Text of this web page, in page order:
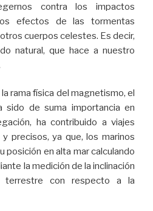
contra los impactos
efectos de las tormentas
cuerpos celestes. Es decir,
natural, que hace a nuestro
rama física del magnetismo, el
sido de suma importancia en
ha contribuido a viajes
precisos, ya que, los marinos
posición en alta mar calculando
la medición de la inclinación
terrestre con respecto a la